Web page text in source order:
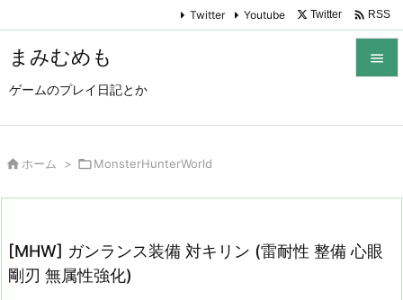
まみむめも
ゲームのプレイ日記とか

次へ
Twitter Youtube Twitter  RSS
 ホーム > MonsterHunterWorld
[MHW] ガンランス装備 対キリン (雷耐性 整備 心眼
剛刃 無属性強化)